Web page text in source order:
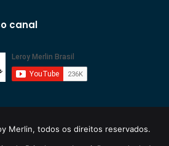
canal
Merlin, todos os direitos reservados.